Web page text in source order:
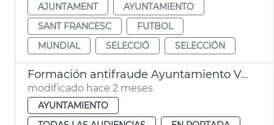
AJUNTAMENT
AYUNTAMIENTO
SANT FRANCESC
FUTBOL
MUNDIAL
SELECCIÓ SELECCIÓN
Formación antifraude Ayuntamiento València
modificado hace 2 meses
AYUNTAMIENTO